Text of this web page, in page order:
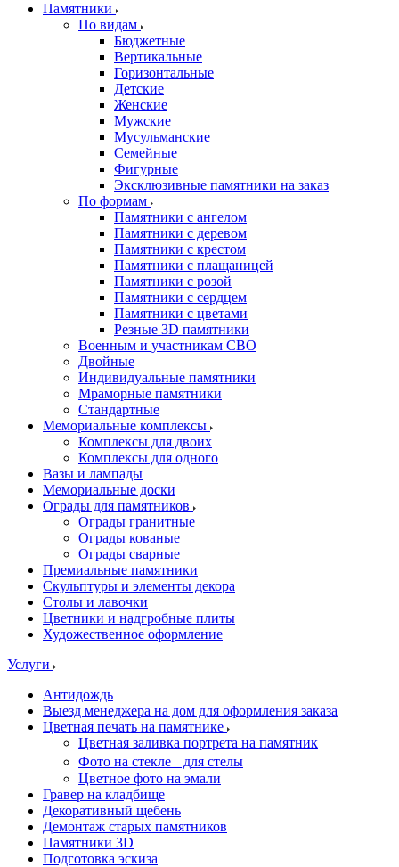
Памятники
По видам
Бюджетные
Вертикальные
Горизонтальные
Детские
Женские
Мужские
Мусульманские
Семейные
Фигурные
Эксклюзивные памятники на заказ
По формам
Памятники с ангелом
Памятники с деревом
Памятники с крестом
Памятники с плащаницей
Памятники с розой
Памятники с сердцем
Памятники с цветами
Резные 3D памятники
Военным и участникам СВО
Двойные
Индивидуальные памятники
Мраморные памятники
Стандартные
Мемориальные комплексы
Комплексы для двоих
Комплексы для одного
Вазы и лампады
Мемориальные доски
Ограды для памятников
Ограды гранитные
Ограды кованые
Ограды сварные
Премиальные памятники
Скульптуры и элементы декора
Столы и лавочки
Цветники и надгробные плиты
Художественное оформление
Услуги
Антидождь
Выезд менеджера на дом для оформления заказа
Цветная печать на памятнике
Цветная заливка портрета на памятник
Фото на стекле для стелы
Цветное фото на эмали
Гравер на кладбище
Декоративный щебень
Демонтаж старых памятников
Памятники 3D
Подготовка эскиза